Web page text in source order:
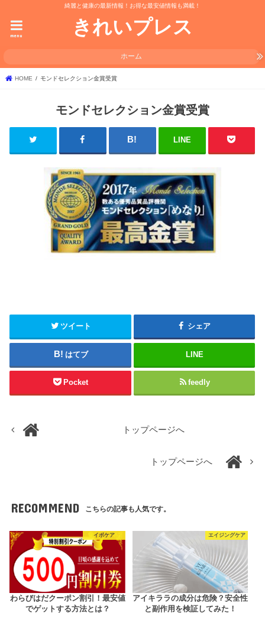
綺麗と健康の最新情報！お得な最安値情報も満載！
きれいプレス
menu
ホーム
HOME モンドセレクション金賞受賞
モンドセレクション金賞受賞
LINE
ツイート シェア
はてブ LINE
Pocket feedly
トップページへ
トップページへ
RECOMMEND こちらの記事も人気です。
イボケア
わらびはだクーポン割引！最安値
でゲットする方法とは？
エイジングケア
アイキララの成分は危険？安全性
と副作用を検証してみた！